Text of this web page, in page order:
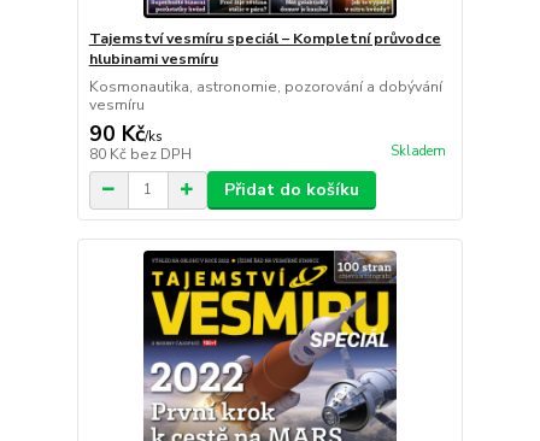
Tajemství vesmíru speciál – Kompletní průvodce
hlubinami vesmíru
Kosmonautika, astronomie, pozorování a dobývání
vesmíru
90 Kč/ks
80 Kč bez DPH Skladem
Přidat do košíku